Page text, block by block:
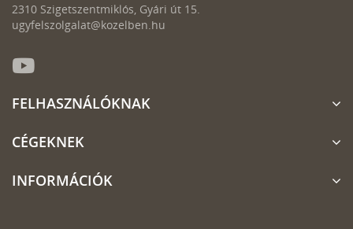
2310 Szigetszentmiklós, Gyári út 15.
ugyfelszolgalat@kozelben.hu
FELHASZNÁLÓKNAK
CÉGEKNEK
INFORMÁCIÓK